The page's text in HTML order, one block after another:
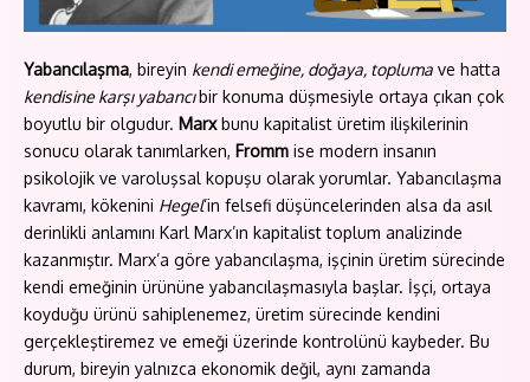
Yabancılaşma, bireyin kendi emeğine, doğaya, topluma ve hatta
kendisine karşı yabancıbir konuma düşmesiyle ortaya çıkan çok
boyutlu bir olgudur. Marxbunu kapitalist üretim ilişkilerinin
sonucu olarak tanımlarken, Fromm ise modern insanın
psikolojik ve varoluşsal kopuşu olarak yorumlar. Yabancılaşma
kavramı, kökenini Hegel’in felsefi düşüncelerinden alsa da asıl
derinlikli anlamını Karl Marx’ın kapitalist toplum analizinde
kazanmıştır. Marx’a göre yabancılaşma, işçinin üretim sürecinde
kendi emeğinin ürününe yabancılaşmasıyla başlar. İşçi, ortaya
koyduğu ürünü sahiplenemez, üretim sürecinde kendini
gerçekleştiremez ve emeği üzerinde kontrolünü kaybeder. Bu
durum, bireyin yalnızca ekonomik değil, aynı zamanda